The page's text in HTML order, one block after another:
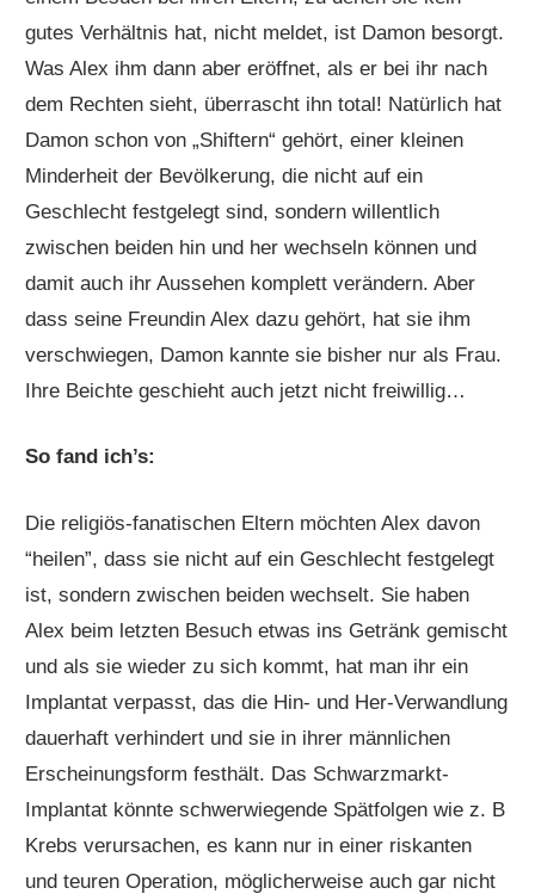
gutes Verhältnis hat, nicht meldet, ist Damon besorgt.
Was Alex ihm dann aber eröffnet, als er bei ihr nach
dem Rechten sieht, überrascht ihn total! Natürlich hat
Damon schon von „Shiftern“ gehört, einer kleinen
Minderheit der Bevölkerung, die nicht auf ein
Geschlecht festgelegt sind, sondern willentlich
zwischen beiden hin und her wechseln können und
damit auch ihr Aussehen komplett verändern. Aber
dass seine Freundin Alex dazu gehört, hat sie ihm
verschwiegen, Damon kannte sie bisher nur als Frau.
Ihre Beichte geschieht auch jetzt nicht freiwillig…
So fand ich’s:
Die religiös-fanatischen Eltern möchten Alex davon
“heilen”, dass sie nicht auf ein Geschlecht festgelegt
ist, sondern zwischen beiden wechselt. Sie haben
Alex beim letzten Besuch etwas ins Getränk gemischt
und als sie wieder zu sich kommt, hat man ihr ein
Implantat verpasst, das die Hin- und Her-Verwandlung
dauerhaft verhindert und sie in ihrer männlichen
Erscheinungsform festhält. Das Schwarzmarkt-
Implantat könnte schwerwiegende Spätfolgen wie z. B
Krebs verursachen, es kann nur in einer riskanten
und teuren Operation, möglicherweise auch gar nicht